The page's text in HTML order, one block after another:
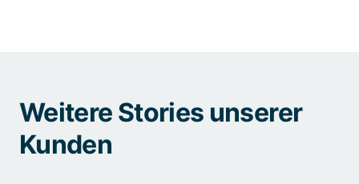
Weitere Stories unserer
Kunden